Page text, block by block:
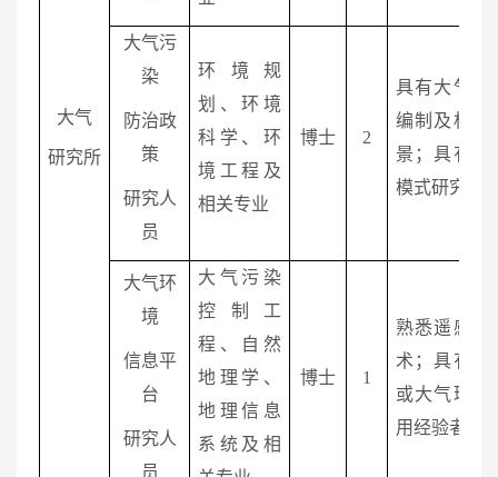
大气
研究所
大气污
染
防治政
策
研究人
员
环境规
划、环境
科学、环
境工程及
相关专业
博士 2
具有大气污
编制及相关
景；具有环
模式研究经
大气环
境
信息平
台
研究人
员
大气污染
控制工
程、自然
地理学、
地理信息
系统及相
博士 1
熟悉遥感、
术；具有平
或大气环境
用经验者优